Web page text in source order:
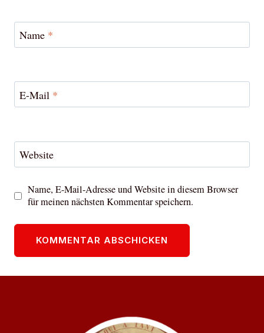
Name *
E-Mail *
Website
Name, E-Mail-Adresse und Website in diesem Browser
für meinen nächsten Kommentar speichern.